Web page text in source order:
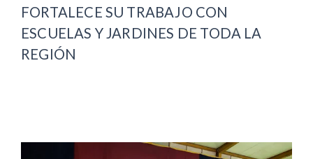
FORTALECE SU TRABAJO CON
ESCUELAS Y JARDINES DE TODA LA
REGIÓN